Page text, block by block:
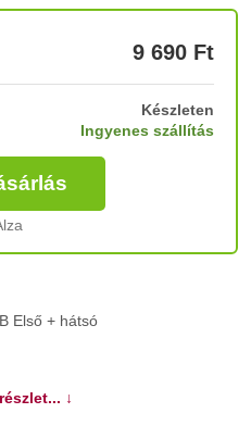
9 690 Ft
Készleten
Ingyenes szállítás
Első + hátsó
↓